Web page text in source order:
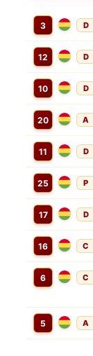
3 D
12 D
10 D
20 A
11 D
25 P
17 D
16 C
6 C
5 A